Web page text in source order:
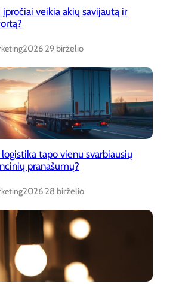
įpročiai veikia akių savijautą ir
2026 29 birželio
tapo vienu svarbiausių
pranašumų?
2026 28 birželio